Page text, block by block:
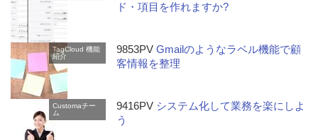
ド・項目を作れますか?
TagCloud 機能
紹介
9853PVGmailのようなラベル機能で顧
客情報を整理
Customaチー
ム
9416PV システム化して業務を楽にしよ
う